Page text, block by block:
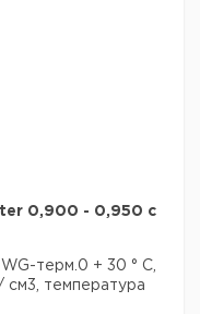
0,900 - 0,950 с
терм.0 + 30 ° C,
см3, температура